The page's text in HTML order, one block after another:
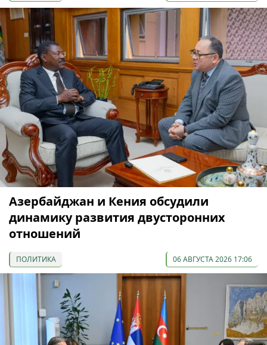
Азербайджан и Кения обсудили
динамику развития двусторонних
отношений
ПОЛИТИКА 06 АВГУСТА 2026 17:06